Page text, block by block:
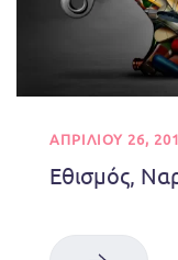
ΑΠΡΙΛΊΟΥ 26,
Εθισμός,